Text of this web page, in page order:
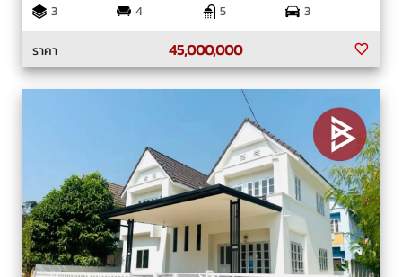
3
4 5
3
ราคา
45,000,000